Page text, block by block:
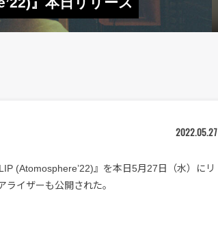
2022.05.27
(Atomosphere’22)』を本日5月27日（水）にリ
ライザーも公開された。